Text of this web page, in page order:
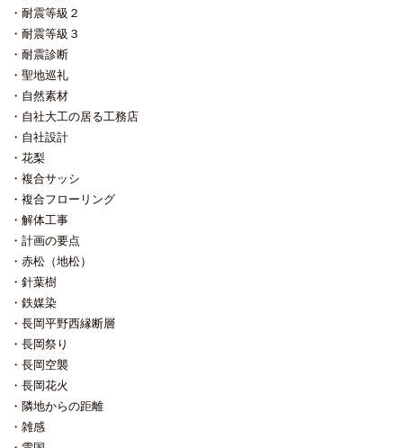
耐震等級２
耐震等級３
耐震診断
聖地巡礼
自然素材
自社大工の居る工務店
自社設計
花梨
複合サッシ
複合フローリング
解体工事
計画の要点
赤松（地松）
針葉樹
鉄媒染
長岡平野西縁断層
長岡祭り
長岡空襲
長岡花火
隣地からの距離
雑感